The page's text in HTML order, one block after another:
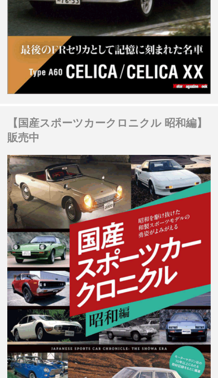
【国産スポーツカークロニクル 昭和編】
販売中